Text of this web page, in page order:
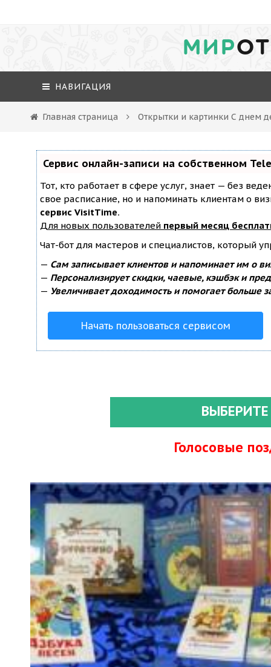
МИР
НАВИГАЦИЯ
Главная страница Открытки и картинки С днем
Сервис онлайн-записи на собственном
Тот, кто работает в сфере услуг, знает — без
свое расписание, но и напоминать клиентам о
сервис VisitTime.
Для новых пользователей первый месяц
Чат-бот для мастеров и специалистов, который
— Сам записывает клиентов и напоминает им о
— Персонализирует скидки, чаевые, кэшбэк и
— Увеличивает доходимость и помогает больше
Начать пользоваться сервисом
Голосовые